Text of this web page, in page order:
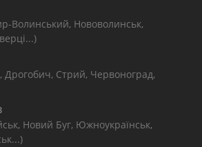
Волинський, Нововолинськ,
Дрогобич, Стрий, Червоноград,
Новий Буг, Южноукраїнськ,